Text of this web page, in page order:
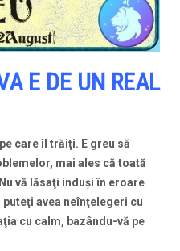
E DE UN REAL
care îl trăiţi. E greu să
mai ales că toată
vă lăsaţi induşi în eroare
avea neînţelegeri cu
cu calm, bazându-vă pe